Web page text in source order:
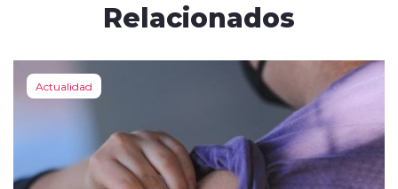
Relacionados
Actualidad